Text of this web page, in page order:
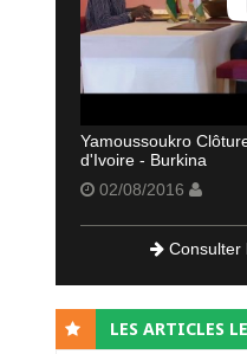
Yamoussoukro
d'Ivoire - Burkina
02/08/2016
Consulter
LES ARTICLES